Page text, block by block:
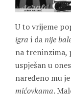
U to vrijeme
igra i danije
na treninzima,
uspješan u
naređeno mu
mićovkama.